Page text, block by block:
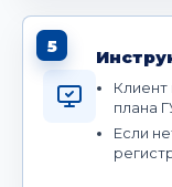
5
Клиент
плана
Если